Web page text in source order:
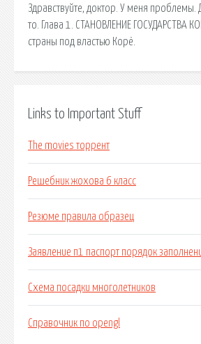
Здравствуйте, доктор. У меня проблемы.
то. Глава 1. СТАНОВЛЕНИЕ ГОСУДАРСТВА
страны под властью Корё.
Links to Important Stuff
The movies торрент
Решебник жохова 6 класс
Резюме правила образец
Заявление п1 паспорт порядок
Схема посадки многолетников
Справочник по opengl